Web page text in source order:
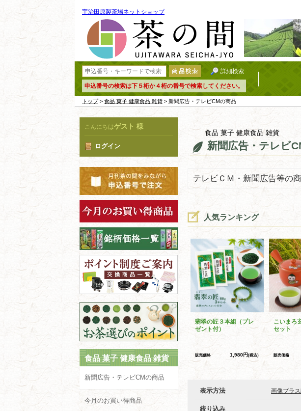
宇治田原製茶場ネットショップ
詳細検索
申込番号の検索は下５桁か４桁の番号で検索してください。
トップ> 食品 菓子 健康食品 雑貨 > 新聞広告・テレビCMの商品
こんにちはゲスト 様
ログイン
食品 菓子 健康食品 雑貨
新聞広告・テレビCMの商品
今月のお買い得商品
食品 菓子 健康食品 雑貨
新聞広告・テレビ
テレビＣＭ・新聞広告等の
人気ランキング
翡翠の匠３本組（プレ
ゼント付）
販売価格 1,980円(税込)
こいまろ
セット
販売価格
表示方法 画像プラ
絞り込み